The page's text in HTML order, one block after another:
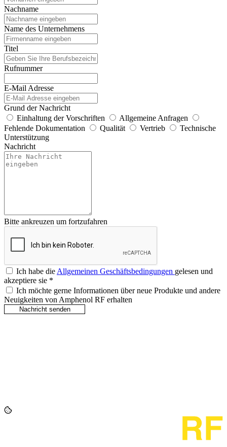
Nachname
Name des Unternehmens
Titel
Rufnummer
E-Mail Adresse
Grund der Nachricht
Einhaltung der Vorschriften
Allgemeine Anfragen
Fehlende Dokumentation
Qualität Vertrieb
Technische
Unterstützung
Nachricht
Bitte ankreuzen um fortzufahren
Ich habe die Allgemeinen Geschäftsbedingungen gelesen und
akzeptiere sie *
Ich möchte gerne Informationen über neue Produkte und andere
Neuigkeiten von Amphenol RF erhalten